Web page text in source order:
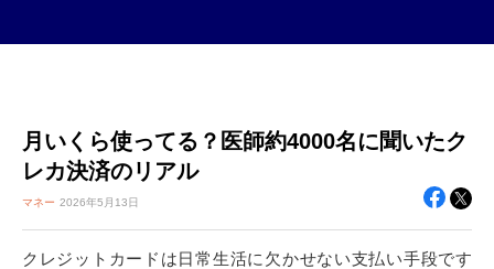
月いくら使ってる？医師約4000名に聞いたク
レカ決済のリアル
マネー 2026年5月13日
クレジットカードは日常生活に欠かせない支払い手段です